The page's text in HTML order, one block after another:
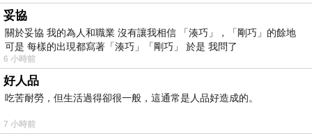
有時即使結了血緣同為家人，祖輩無富，也未必
能避免被至親算計，只能提升人性認知，自己看
路。兒孫自有兒孫福，父母自有父母福，虎狼圍
巢天地之間，卸下心軟不損人害己，做到獨善其
妥協
關於妥協 我的為人和職業 沒有讓我相信 「湊巧」，「剛巧」的餘地
可是 每樣的出現都寫著「湊巧」「剛巧」 於是 我問了
6 小時前
好人品
吃苦耐勞，但生活過得卻很一般，這通常是人品好造成的。
7 小時前